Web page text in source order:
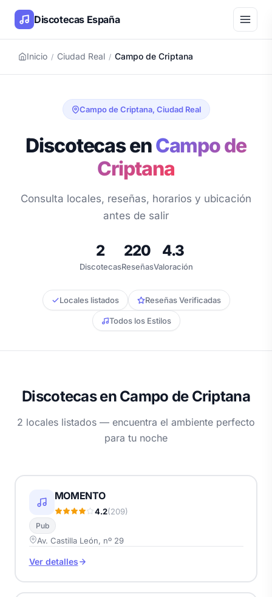
Discotecas España
Inicio / Ciudad Real / Campo de Criptana
Campo de Criptana, Ciudad Real
Discotecas enCampo de
Criptana
Consulta locales, reseñas, horarios y ubicación
antes de salir
2
Discotecas
220
Reseñas
4.3
Valoración
Locales listados Reseñas Verificadas
Todos los Estilos
Discotecas en Campo de Criptana
2 locales listados — encuentra el ambiente perfecto
para tu noche
MOMENTO
4.2(209)
Pub
Av. Castilla León, nº 29
Ver detalles